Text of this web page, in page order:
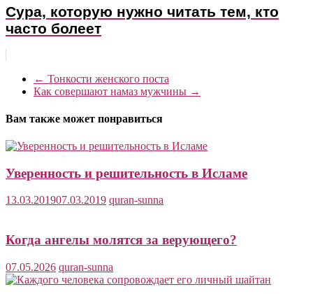
Сура, которую нужно читать тем, кто
часто болеет
← Тонкости женского поста
Как совершают намаз мужчины →
Вам также может понравиться
Уверенность и решительность в Исламе
13.03.201907.03.2019 quran-sunna
Когда ангелы молятся за верующего?
07.05.2026 quran-sunna